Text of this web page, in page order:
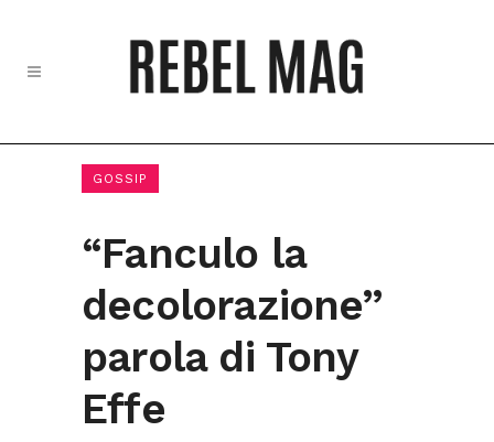
GOSSIP
“Fanculo la
decolorazione”
parola di Tony
Effe